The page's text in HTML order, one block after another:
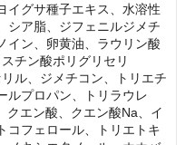
イグサ種子エキス、水溶性
シア脂、ジフェニルジメチ
イン、卵黄油、ラウリン酸
チン酸ポリグリセリ
ル、ジメチコン、トリエチ
ルプロパン、トリラウレ
クエン酸、クエン酸Na、イ
コフェロール、トリエトキ